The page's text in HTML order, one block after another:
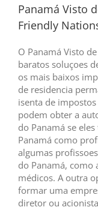
Panamá Visto
Friendly
O Panamá Visto
baratos soluçoes
os mais baixos
de residencia
isenta de
podem obter a
do Panamá se
Panamá como
algumas
do Panamá, como
médicos. A outra
formar uma
diretor ou